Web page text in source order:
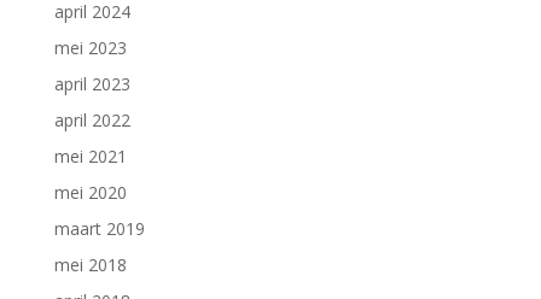
april 2024
mei 2023
april 2023
april 2022
mei 2021
mei 2020
maart 2019
mei 2018